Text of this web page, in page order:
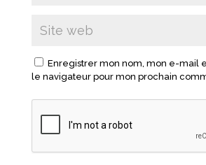
Enregistrer mon nom, mon e-mail
le navigateur pour mon prochain